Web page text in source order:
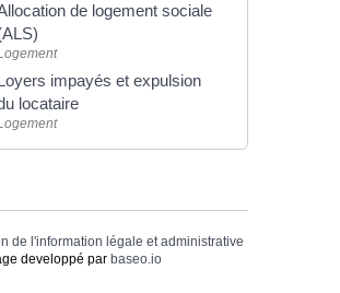
de logement sociale
impayés et expulsion
locataire
de l'information légale et administrative
developpé par baseo.io